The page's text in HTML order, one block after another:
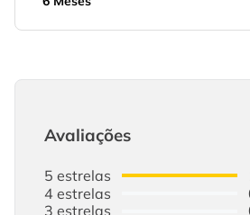
Avaliações
5estrelas
4estrelas
3estrelas